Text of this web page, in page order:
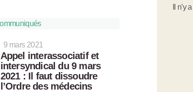
9 mars 2021
Appel interassociatif et
intersyndical du 9 mars
2021 : Il faut dissoudre
l’Ordre des médecins
Il n'y